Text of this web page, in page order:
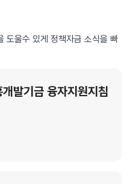
도울수 있게 정책자금 소식을 빠
발기금 융자지원지침